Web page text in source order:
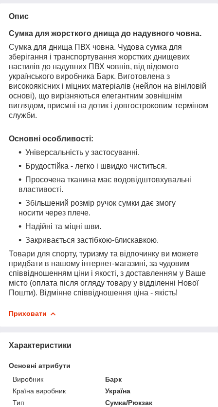
Опис
Сумка для жорсткого днища до надувного човна.
Сумка для днища ПВХ човна. Чудова сумка для
зберігання і транспортування жорстких днищевих
настилів до надувних ПВХ човнів, від відомого
українського виробника Барк. Виготовлена з
високоякісних і міцних матеріалів (нейлон на вініловій
основі), що вирізняються елегантним зовнішнім
виглядом, приємні на дотик і довгостроковим терміном
служби.
Основні особливості:
Універсальність у застосуванні.
Брудостійка - легко і швидко чиститься.
Просочена тканина має водовідштовхувальні
властивості.
Збільшений розмір ручок сумки дає змогу
носити через плече.
Надійні та міцні шви.
Закривається застібкою-блискавкою.
Товари для спорту, туризму та відпочинку ви можете
придбати в нашому інтернет-магазині, за чудовим
співвідношенням ціни і якості, з доставленням у Ваше
місто (оплата після огляду товару у відділенні Нової
Пошти). Відмінне співвідношення ціна - якість!
Приховати
Характеристики
Основні атрибути
Виробник
Барк
Країна виробник
Україна
Тип
Сумка/Рюкзак